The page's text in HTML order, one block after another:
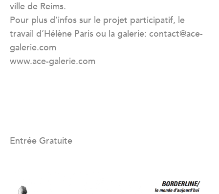
ville de Reims.
Pour plus d’infos sur le projet participatif, le
travail d’Hélène Paris ou la galerie: contact@ace-
galerie.com
www.ace-galerie.com
Entrée Gratuite